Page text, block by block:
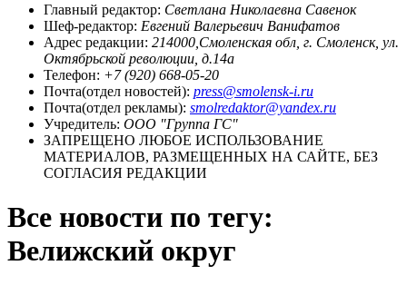
Главный редактор: Светлана Николаевна Савенок
Шеф-редактор: Евгений Валерьевич Ванифатов
Адрес редакции: 214000,Смоленская обл, г. Смоленск, ул.
Октябрьской революции, д.14а
Телефон: +7 (920) 668-05-20
Почта(отдел новостей): press@smolensk-i.ru
Почта(отдел рекламы): smolredaktor@yandex.ru
Учредитель: ООО "Группа ГС"
ЗАПРЕЩЕНО ЛЮБОЕ ИСПОЛЬЗОВАНИЕ
МАТЕРИАЛОВ, РАЗМЕЩЕННЫХ НА САЙТЕ, БЕЗ
СОГЛАСИЯ РЕДАКЦИИ
Все новости по тегу:
Велижский округ